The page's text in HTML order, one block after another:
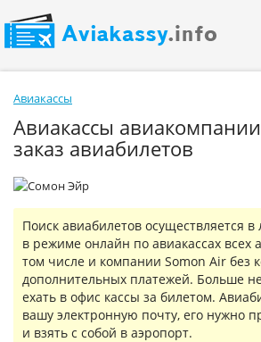
Авиакассы
Авиакассы
заказ авиабилетов
Поиск авиабилетов осуществляется
в режиме онлайн по авиакассах всех
том числе и компании Somon Air без
дополнительных платежей. Больше
ехать в офис кассы за билетом.
вашу электронную почту, его нужно
и взять с собой в аэропорт.